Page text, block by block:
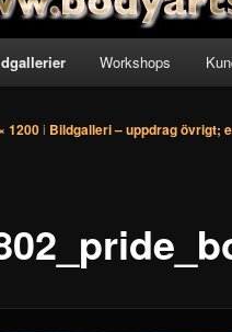
Workshops
1200i Bildgalleri – uppdrag övrigt;